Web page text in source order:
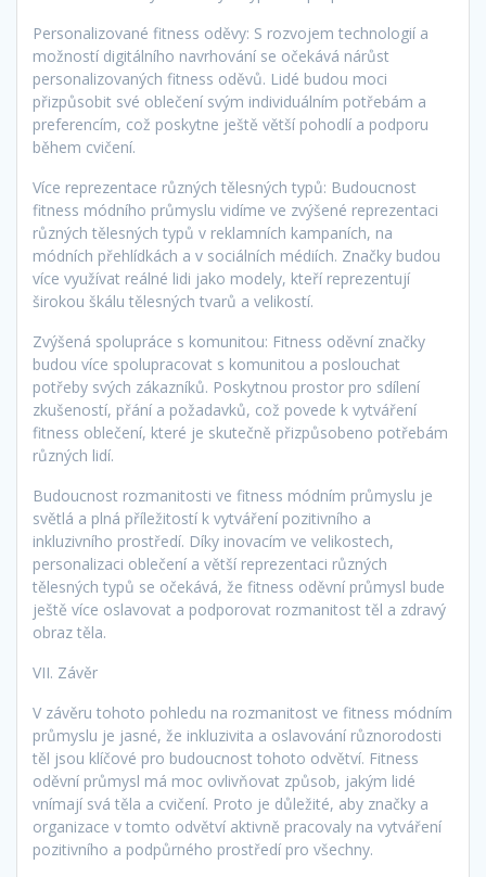
Personalizované fitness oděvy: S rozvojem technologií a
možností digitálního navrhování se očekává nárůst
personalizovaných fitness oděvů. Lidé budou moci
přizpůsobit své oblečení svým individuálním potřebám a
preferencím, což poskytne ještě větší pohodlí a podporu
během cvičení.
Více reprezentace různých tělesných typů: Budoucnost
fitness módního průmyslu vidíme ve zvýšené reprezentaci
různých tělesných typů v reklamních kampaních, na
módních přehlídkách a v sociálních médiích. Značky budou
více využívat reálné lidi jako modely, kteří reprezentují
širokou škálu tělesných tvarů a velikostí.
Zvýšená spolupráce s komunitou: Fitness oděvní značky
budou více spolupracovat s komunitou a poslouchat
potřeby svých zákazníků. Poskytnou prostor pro sdílení
zkušeností, přání a požadavků, což povede k vytváření
fitness oblečení, které je skutečně přizpůsobeno potřebám
různých lidí.
Budoucnost rozmanitosti ve fitness módním průmyslu je
světlá a plná příležitostí k vytváření pozitivního a
inkluzivního prostředí. Díky inovacím ve velikostech,
personalizaci oblečení a větší reprezentaci různých
tělesných typů se očekává, že fitness oděvní průmysl bude
ještě více oslavovat a podporovat rozmanitost těl a zdravý
obraz těla.
VII. Závěr
V závěru tohoto pohledu na rozmanitost ve fitness módním
průmyslu je jasné, že inkluzivita a oslavování různorodosti
těl jsou klíčové pro budoucnost tohoto odvětví. Fitness
oděvní průmysl má moc ovlivňovat způsob, jakým lidé
vnímají svá těla a cvičení. Proto je důležité, aby značky a
organizace v tomto odvětví aktivně pracovaly na vytváření
pozitivního a podpůrného prostředí pro všechny.